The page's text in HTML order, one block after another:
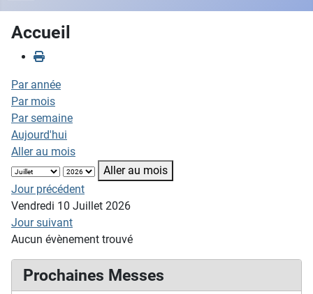
Accueil
Par année
Par mois
Par semaine
Aujourd'hui
Aller au mois
Aller au mois
Jour précédent
Vendredi 10 Juillet 2026
Jour suivant
Aucun évènement trouvé
Prochaines Messes